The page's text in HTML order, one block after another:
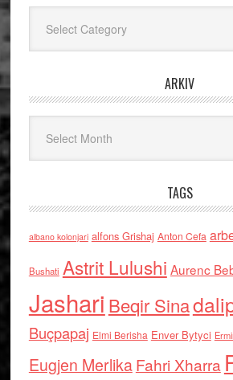
ARKIV
TAGS
albano kolonjari alfons Grishaj Anton Cefa
Bushati Astrit Lulushi Aurenc
Jashari Beqir Sina
Buçpapaj Elmi Berisha Enver Bytyci
Eugjen MerlikaFahri Xharra